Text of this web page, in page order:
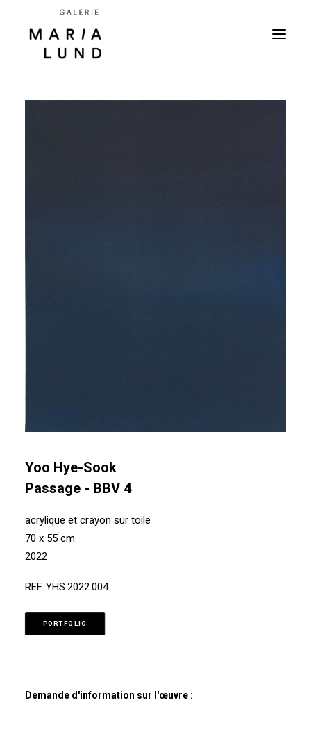
Yoo Hye-Sook
Passage - BBV 4
acrylique et crayon sur toile
70 x 55 cm
2022
REF. YHS.2022.004
PORTFOLIO
Demande d'information sur l'œuvre :